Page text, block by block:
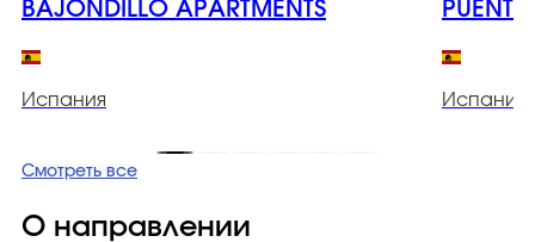
BAJONDILLO APARTMENTS
Испания
PUENTE
Испания
Смотреть все
О направлении